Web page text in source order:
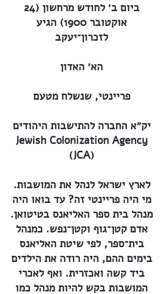
ביום ב׳ לחודש מרחשון (24
אוקטובר 1900) הגיע
לזכרון־יעקב
הא׳ האדון
פריינטי, שנשלח מטעם
יק״א החברה להתישבות היהודים
Jewish Colonization Agency
(JCA)
לארץ ישראל לנהל את המושבות.
מי היה פריינטי זה? עד בואו היה
מנהל בית ספר האליאנס בטיטואן.
אדם קטן־גוף וקטן־נפש. כמנהל
בית־ספר, לפי שיטת האליאנס
בימים ההם, היה רודה את הילדים
ביד קשה ואכזרית. ואף לאכרי
המושבות בקש להיות מנהל כמו